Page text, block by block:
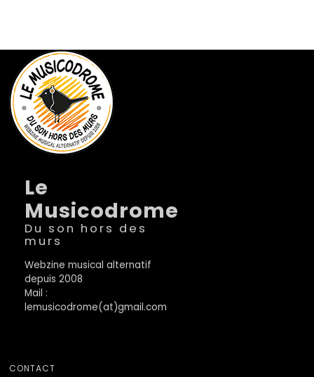
Le
Musicodrome
Du son hors des
murs
Webzine musical alternatif
depuis 2008
Mail :
lemusicodrome(at)gmail.com
CONTACT